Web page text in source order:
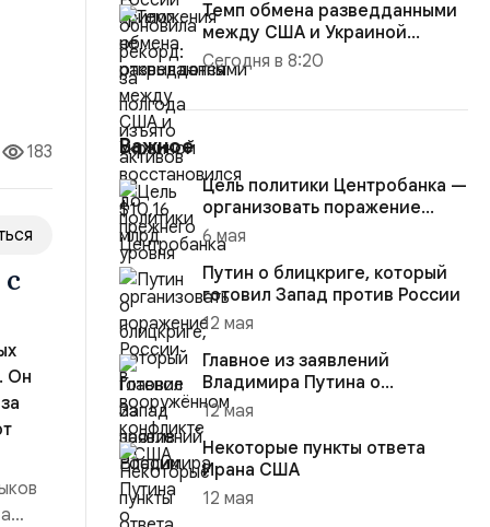
183
Он
Темп обмена разведданными
между США и Украиной
восстановился до прежнего
уро...
Сегодня в 8:20
Важное
Цель политики Центробанка —
организовать поражение
России в вооружённом
конфликте с США
6 мая
Путин о блицкриге, который
готовил Запад против России
12 мая
Главное из заявлений
Владимира Путина о
конфликте на Украине
12 мая
Некоторые пункты ответа
Ирана США
12 мая